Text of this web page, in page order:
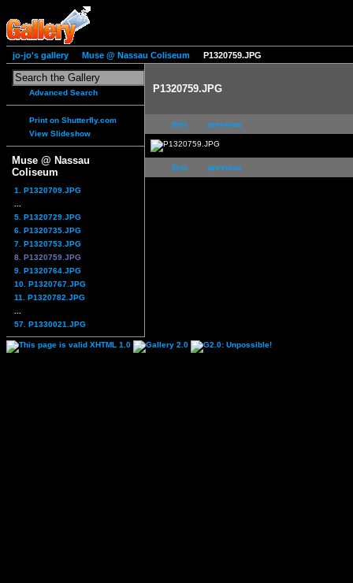
jo-jo's gallery Muse @ Nassau Coliseum P1320759.JPG
Advanced Search
Print on Shutterfly.com
View Slideshow
Muse @ Nassau
Coliseum
1. P1320709.JPG
5. P1320729.JPG
6. P1320735.JPG
7. P1320753.JPG
8. P1320759.JPG
9. P1320764.JPG
10. P1320767.JPG
11. P1320782.JPG
57. P1330021.JPG
P1320759.JPG
first previous
first previous